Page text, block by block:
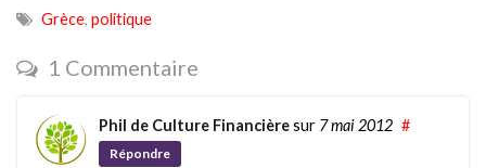
Grèce, politique
1 Commentaire
Phil de Culture Financièresur 7 mai 2012 #
Répondre